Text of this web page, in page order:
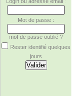
Mot de passe :
mot de passe oublié ?
Rester identifié quelques
jours